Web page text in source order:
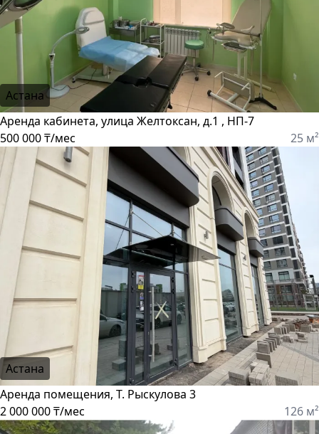
Астана
Аренда кабинета, улица Желтоксан, д.1 , НП-7
500 000 ₸/мес
25 м²
Астана
Аренда помещения, Т. Рыскулова 3
2 000 000 ₸/мес
126 м²